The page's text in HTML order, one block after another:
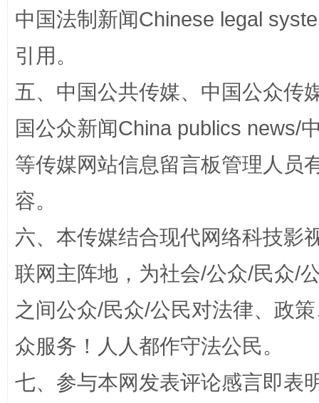
扯下公款旅游的“隐身衣” 如何以
“蜀中异人”王建安的艺术幻境
中国法制新闻Chinese legal
引用。
五、中国公共传媒、中国公众传
国公众新闻China publics news/
等传媒网站信息留言板管理人员
容。
六、本传媒结合现代网络科技影
联网主阵地，为社会/公众/民众/
之间公众/民众/公民对法律、政
众服务！人人都作守法公民。
七、参与本网发表评论感言即表